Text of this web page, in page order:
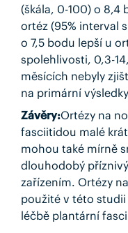
(škála, 0-100) o 8,4
ortéz (95% interval
o 7,5 bodu lepší u
spolehlivosti, 0,3-
měsících nebyly
na primární
Závěry:Ortézy na
fasciitidou malé
mohou také mírně
dlouhodobý
zařízením. Ortézy
použité v této
léčbě plantární